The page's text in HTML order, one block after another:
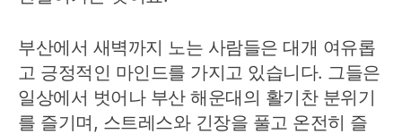
부산에서 새벽까지 노는 사람들은 대개 여유롭
고 긍정적인 마인드를 가지고 있습니다. 그들은
일상에서 벗어나 부산 해운대의 활기찬 분위기
를 즐기며, 스트레스와 긴장을 풀고 온전히 즐